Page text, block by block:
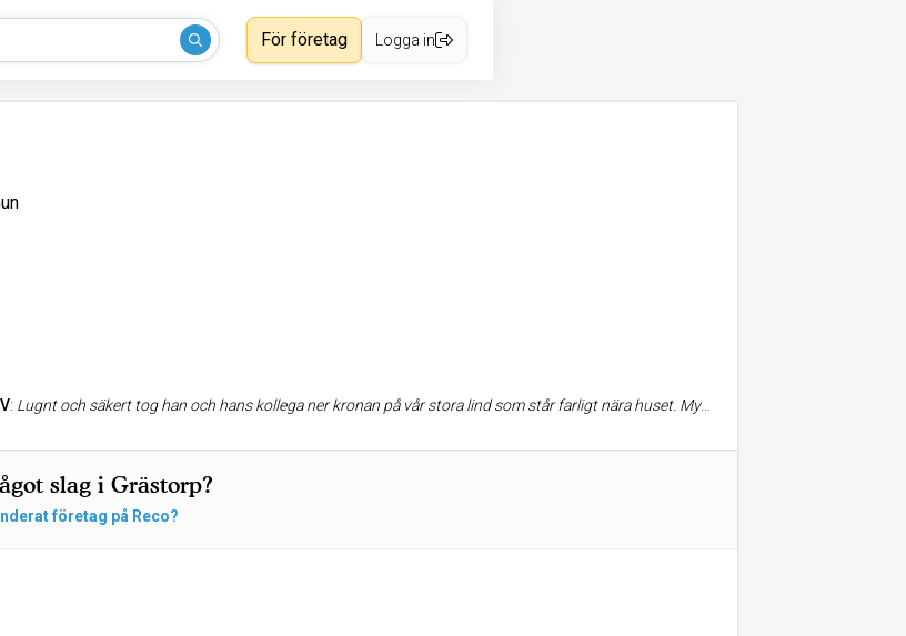
För företag Logga in
: Lugnt och säkert tog han och hans kollega ner kronan på vår stora lind som står farligt nära huset. Mycket nöjd!
slag i Grästorp?
företag på Reco?